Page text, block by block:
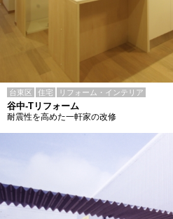
台東区 住宅 リフォーム・インテリア
谷中-Tリフォーム
耐震性を高めた一軒家の改修